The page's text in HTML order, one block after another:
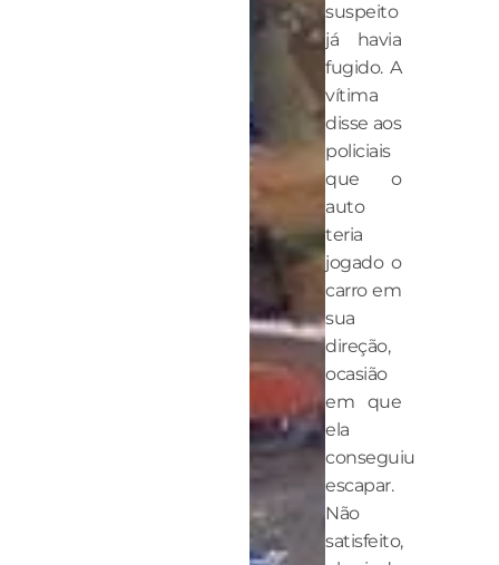
suspeito
já havia
fugido. A
vítima
disse aos
policiais
que o
auto
teria
jogado o
carro em
sua
direção,
ocasião
em que
ela
conseguiu
escapar.
Não
satisfeito,